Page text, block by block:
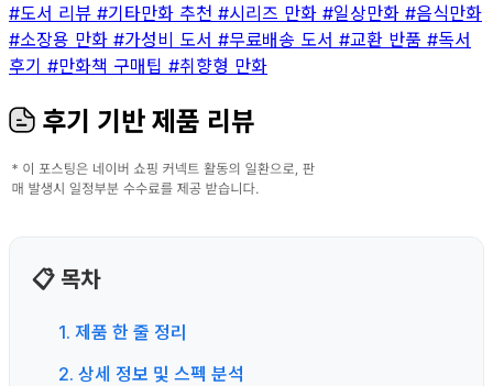
#도서 리뷰 #기타만화 추천 #시리즈 만화 #일상만화 #음식만화
#소장용 만화 #가성비 도서 #무료배송 도서 #교환 반품 #독서
후기 #만화책 구매팁 #취향형 만화
후기 기반 제품 리뷰
📋 목차
1. 제품 한 줄 정리
2. 상세 정보 및 스펙 분석